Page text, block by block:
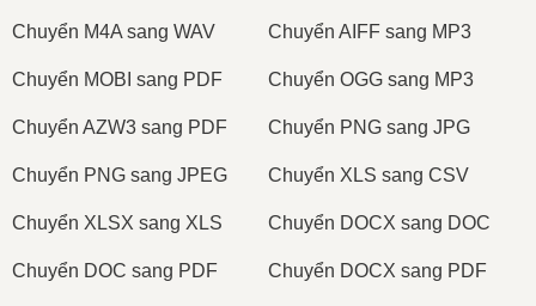
Сhuyển M4A sang WAV Сhuyển AIFF sang MP3
Сhuyển MOBI sang PDF Сhuyển OGG sang MP3
Сhuyển AZW3 sang PDF Сhuyển PNG sang JPG
Сhuyển PNG sang JPEG Сhuyển XLS sang CSV
Сhuyển XLSX sang XLS Сhuyển DOCX sang DOC
Сhuyển DOC sang PDF Сhuyển DOCX sang PDF